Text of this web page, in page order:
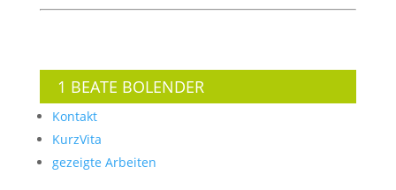
1 BEATE BOLENDER
Kontakt
KurzVita
gezeigte Arbeiten